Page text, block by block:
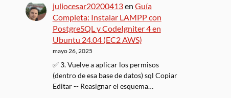
juliocesar20200413en Guía
Completa: Instalar LAMPP con
PostgreSQL y CodeIgniter 4 en
Ubuntu 24.04 (EC2 AWS)
mayo 26, 2025
✅ 3. Vuelve a aplicar los permisos
(dentro de esa base de datos) sql Copiar
Editar -- Reasignar el esquema…